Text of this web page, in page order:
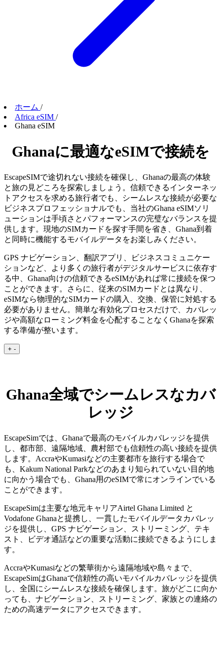
ホーム /
Africa eSIM /
Ghana eSIM
Ghanaに最適なeSIMで接続を
EscapeSIMで途切れない接続を確保し、Ghanaの最高の体験
と旅の見どころを探索しましょう。信頼できるインターネッ
トアクセスを求める旅行者でも、シームレスな接続が必要な
ビジネスプロフェッショナルでも、当社のGhana eSIMソリ
ューションは手頃さとパフォーマンスの完璧なバランスを提
供します。現地のSIMカードを探す手間を省き、Ghana到着
と同時に機能するモバイルデータをお楽しみください。
GPS ナビゲーション、翻訳アプリ、ビジネスコミュニケー
ションなど、より多くの旅行者がデジタルサービスに依存す
る中、Ghana向けの信頼できるeSIMがあれば常に接続を保つ
ことができます。さらに、従来のSIMカードとは異なり、
eSIMなら物理的なSIMカードの購入、交換、保管に対処する
必要がありません。簡単な有効化プロセスだけで、カバレッ
ジや高額なローミング料金を心配することなくGhanaを探索
する準備が整います。
+ -
Ghana全域でシームレスなカバ
レッジ
EscapeSimでは、Ghanaで最高のモバイルカバレッジを提供
し、都市部、遠隔地域、農村部でも信頼性の高い接続を提供
します。AccraやKumasiなどの主要都市を旅行する場合で
も、Kakum National Parkなどのあまり知られていない目的地
に向かう場合でも、Ghana用のeSIMで常にオンラインでいる
ことができます。
EscapeSimは主要な地元キャリアAirtel Ghana Limited と
Vodafone Ghanaと提携し、一貫したモバイルデータカバレッ
ジを提供し、GPS ナビゲーション、ストリーミング、テキ
スト、ビデオ通話などの重要な活動に接続できるようにしま
す。
AccraやKumasiなどの繁華街から遠隔地域や島々まで、
EscapeSimはGhanaで信頼性の高いモバイルカバレッジを提供
し、全国にシームレスな接続を確保します。旅がどこに向か
っても、ナビゲーション、ストリーミング、家族との連絡の
ための高速データにアクセスできます。